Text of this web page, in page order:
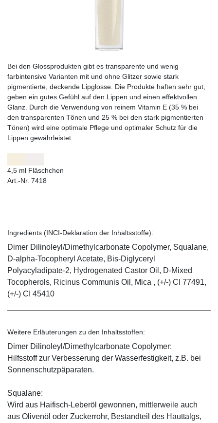
Bei den Glossprodukten gibt es transparente und wenig
farbintensive Varianten mit und ohne Glitzer sowie stark
pigmentierte, deckende Lipglosse. Die Produkte haften sehr gut,
geben ein gutes Gefühl auf den Lippen und einen effektvollen
Glanz. Durch die Verwendung von reinem Vitamin E (35 % bei
den transparenten Tönen und 25 % bei den stark pigmentierten
Tönen) wird eine optimale Pflege und optimaler Schutz für die
Lippen gewährleistet.
4,5 ml Fläschchen
Art.-Nr. 7418
Ingredients (INCI-Deklaration der Inhaltsstoffe):
Dimer Dilinoleyl/Dimethylcarbonate Copolymer, Squalane,
D-alpha-Tocopheryl Acetate, Bis-Diglyceryl
Polyacyladipate-2, Hydrogenated Castor Oil, D-Mixed
Tocopherols, Ricinus Communis Oil, Mica , (+/-) CI 77491,
(+/-) CI 45410
Weitere Erläuterungen zu den Inhaltsstoffen:
Dimer Dilinoleyl/Dimethylcarbonate Copolymer:
Hilfsstoff zur Verbesserung der Wasserfestigkeit, z.B. bei
Sonnenschutzpäparaten.
Squalane:
Wird aus Haifisch-Leberöl gewonnen, mittlerweile auch
aus Olivenöl oder Zuckerrohr, Bestandteil des Hauttalgs,